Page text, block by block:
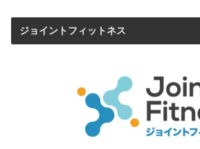
ジョイントフィットネス